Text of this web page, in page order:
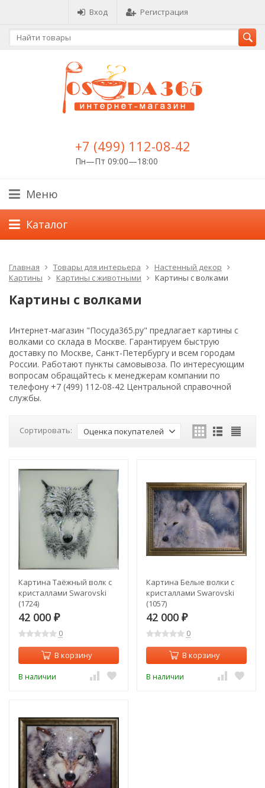
Вход Регистрация
+7 (499) 112-08-42
Пн—Пт 09:00—18:00
Меню
Каталог
Главная Товары для интерьера
Настенный декор
Картины
Картины с животными Картины с волками
Картины с волками
Интернет-магазин "Посуда365.ру" предлагает картины с
волками со склада в Москве. Гарантируем быструю
доставку по Москве, Санкт-Петербургу и всем городам
России. Работают пункты самовывоза. По интересующим
вопросам обращайтесь к менеджерам компании по
телефону +7 (499) 112-08-42 Центральной справочной
службы.
Сортировать: Оценка покупателей
Картина Таёжный волк с
кристаллами Swarovski
(1724)
42 000 ₽
0
В корзину
В наличии
Картина Белые волки с
кристаллами Swarovski
(1057)
42 000 ₽
0
В корзину
В наличии